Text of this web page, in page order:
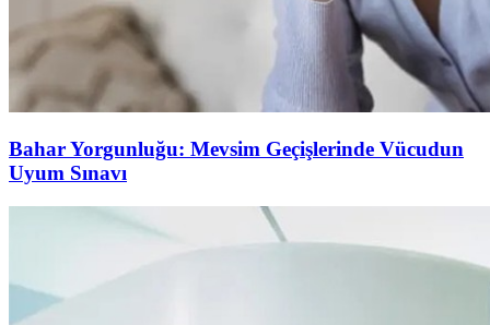
Bahar Yorgunluğu: Mevsim Geçişlerinde Vücudun
Uyum Sınavı